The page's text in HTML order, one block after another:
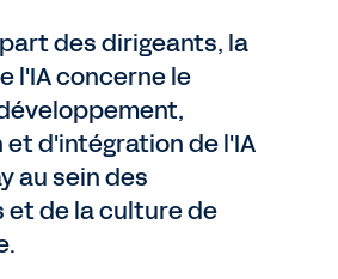
des dirigeants, la
l'IA concerne le
d'intégration de l'IA
au sein des
et de la culture de